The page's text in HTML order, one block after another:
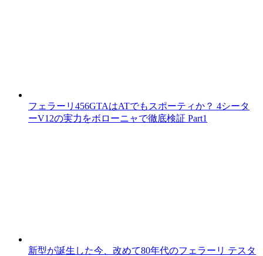
フェラーリ456GTAはATでもスポーティか？ 4シータ
ーV12の実力をボローニャで徹底検証 Part1
新型が誕生した今、改めて80年代のフェラーリ テスタ